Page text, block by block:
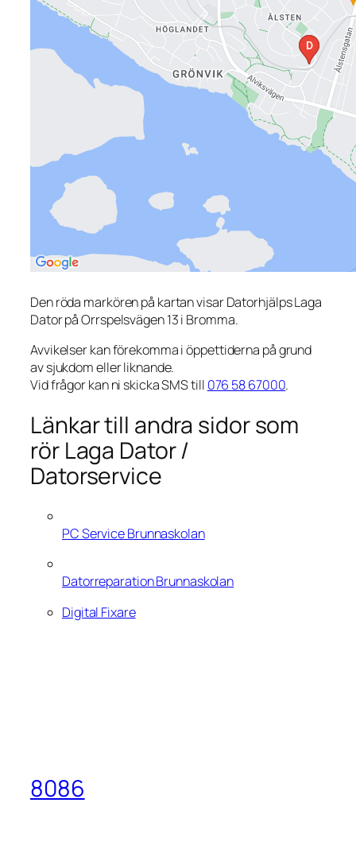
Den röda markören på kartan visar Datorhjälps Laga
Dator på Orrspelsvägen 13 i Bromma.
Avvikelser kan förekomma i öppettiderna på grund
av sjukdom eller liknande.
Vid frågor kan ni skicka SMS till 076 58 67000.
Länkar till andra sidor som
rör Laga Dator /
Datorservice
PC Service Brunnaskolan
Datorreparation Brunnaskolan
Digital Fixare
8086